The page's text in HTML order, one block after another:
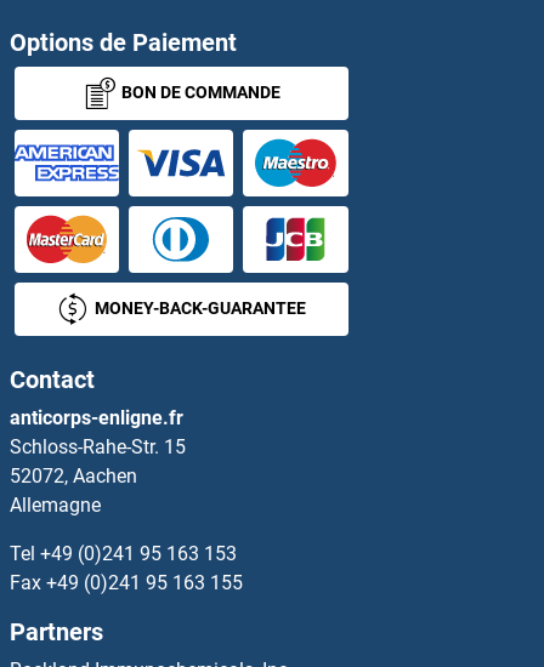
PARS2 Anticorps
Parvalbumin Anticorps
PARVG Anticorps
Parvin alpha Anticorps
Parvin, beta Anticorps
PAS1C1 Anticorps
PASD1 Anticorps
PASK Anticorps
Patched 1 Anticorps
Patched 2 Anticorps
PATE4 Anticorps
Options de Paiement
BON DE COMMANDE
MONEY-BACK-GUARANTEE
Contact
anticorps-enligne.fr
Schloss-Rahe-Str. 15
52072, Aachen
Allemagne
Tel +49 (0)241 95 163 153
Fax +49 (0)241 95 163 155
Partners